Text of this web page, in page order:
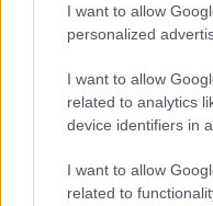
I want to allow
personalized
I want to allow
related to analytics
device identifiers in
I want to allow
related to